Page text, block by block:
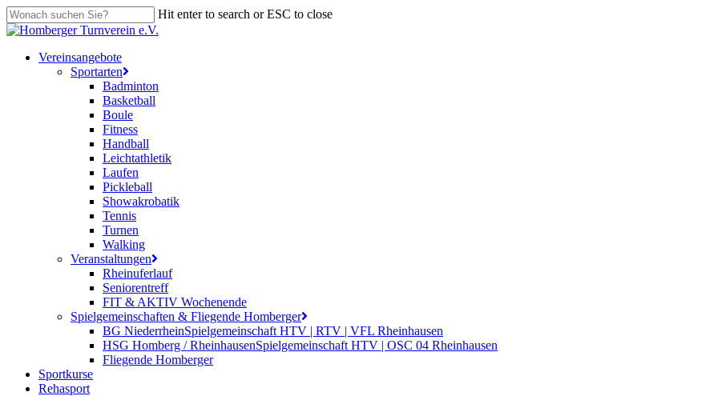
Skip
to
content
Hit enter to search or ESC to close
Close
search
Menu
Vereinsangebote
Sportarten
Badminton
Basketball
Boule
Fitness
Handball
Leichtathletik
Laufen
Pickleball
Showakrobatik
Tennis
Turnen
Walking
Veranstaltungen
Rheinuferlauf
Seniorentreff
FIT & AKTIV Wochenende
Spielgemeinschaften & Fliegende Homberger
BG NiederrheinSpielgemeinschaft HTV | RTV | VFL Rheinhausen
HSG Homberg / RheinhausenSpielgemeinschaft HTV | OSC 04 Rheinhausen
Fliegende Homberger
Sportkurse
Rehasport